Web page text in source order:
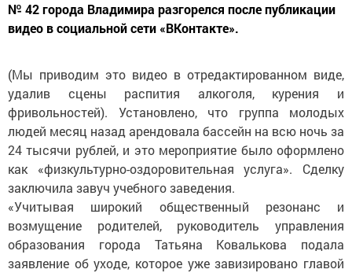
№ 42 города Владимира разгорелся после публикации
видео в социальной сети «ВКонтакте».
(Мы приводим это видео в отредактированном виде,
удалив сцены распития алкоголя, курения и
фривольностей). Установлено, что группа молодых
людей месяц назад арендовала бассейн на всю ночь за
24 тысячи рублей, и это мероприятие было оформлено
как «физкультурно-оздоровительная услуга». Сделку
заключила завуч учебного заведения.
«Учитывая широкий общественный резонанс и
возмущение родителей, руководитель управления
образования города Татьяна Ковалькова подала
заявление об уходе, которое уже завизировано главой